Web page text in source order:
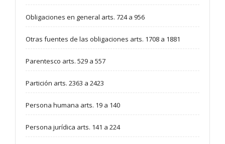
Obligaciones en general arts. 724 a 956
Otras fuentes de las obligaciones arts. 1708 a 1881
Parentesco arts. 529 a 557
Partición arts. 2363 a 2423
Persona humana arts. 19 a 140
Persona jurídica arts. 141 a 224